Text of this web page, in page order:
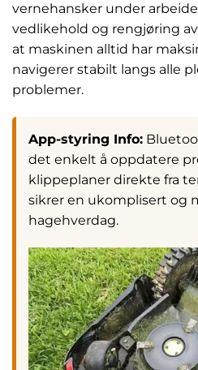
vernehansker under
vedlikehold og rengjøring
at maskinen alltid har
navigerer stabilt langs alle
problemer.
App-styring Info:
det enkelt å oppdatere
klippeplaner direkte fra
sikrer en ukomplisert og
hagehverdag.